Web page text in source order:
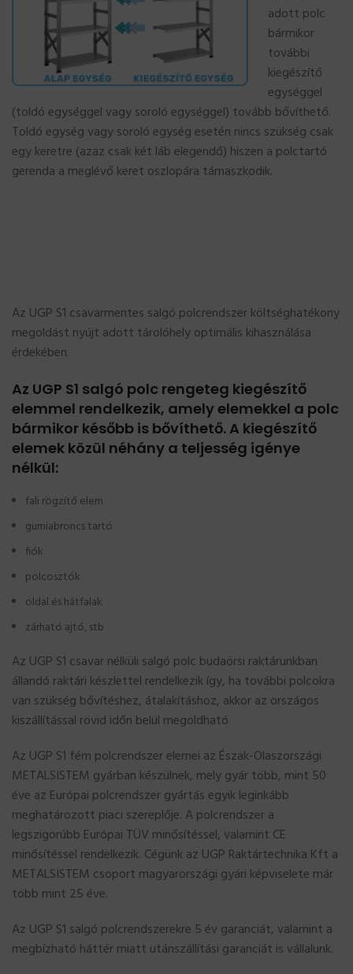
adott polc
bármikor
további
kiegészítő
egységgel
(toldó egységgel vagy soroló egységgel) tovább bővíthető.
Toldó egység vagy soroló egység esetén nincs szükség csak
egy keretre (azaz csak két láb elegendő) hiszen a polctartó
gerenda a meglévő keret oszlopára támaszkodik.
Az UGP S1 csavarmentes salgó polcrendszer költséghatékony
megoldást nyújt adott tárolóhely optimális kihasználása
érdekében.
Az UGP S1 salgó polc rengeteg kiegészítő
elemmel rendelkezik, amely elemekkel a polc
bármikor később is bővíthető. A kiegészítő
elemek közül néhány a teljesség igénye
nélkül:
fali rögzítő elem
gumiabroncs tartó
fiók
polcosztók
oldal és hátfalak
zárható ajtó, stb
Az UGP S1 csavar nélküli salgó polc budaörsi raktárunkban
állandó raktári készlettel rendelkezik így, ha további polcokra
van szükség bővítéshez, átalakításhoz, akkor az országos
kiszállítással rövid időn belül megoldható
Az UGP S1 fém polcrendszer elemei az Észak-Olaszországi
METALSISTEM gyárban készülnek, mely gyár több, mint 50
éve az Európai polcrendszer gyártás egyik leginkább
meghatározott piaci szereplője. A polcrendszer a
legszigorúbb Európai TÜV minősítéssel, valamint CE
minősítéssel rendelkezik. Cégünk az UGP Raktártechnika Kft a
METALSISTEM csoport magyarországi gyári képviselete már
több mint 25 éve.
Az UGP S1 salgó polcrendszerekre 5 év garanciát, valamint a
megbízható háttér miatt utánszállítási garanciát is vállalunk.